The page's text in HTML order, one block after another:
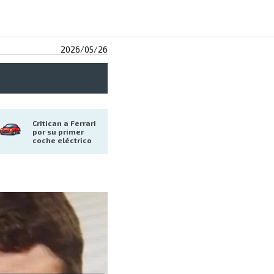
2026/05/26
Critican a Ferrari
por su primer
coche eléctrico